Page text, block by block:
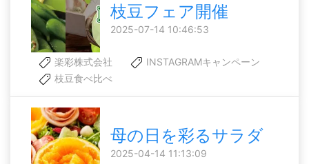
枝豆フェア開催
2025-07-14 10:46:53
楽彩株式会社
INSTAGRAMキャンペーン
枝豆食べ比べ
母の日を彩るサラダ
2025-04-14 11:13:09